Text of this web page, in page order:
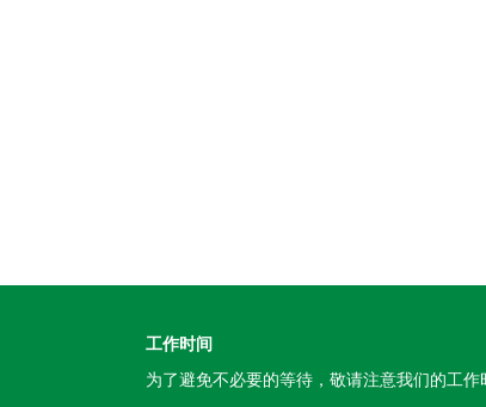
工作时间
为了避免不必要的等待，敬请注意我们的工作